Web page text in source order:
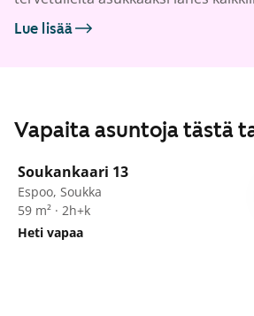
Lue lisää
Vapaita asuntoja tästä
/25
Soukankaari 13
Espoo, Soukka
59 m² · 2h+k
Heti vapaa